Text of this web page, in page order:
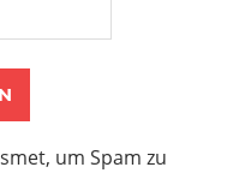
um Spam zu